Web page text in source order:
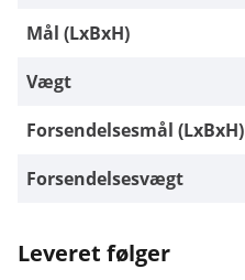
Mål (LxBxH)
Vægt
Forsendelsesmål (LxBxH)
Forsendelsesvægt
Leveret følger